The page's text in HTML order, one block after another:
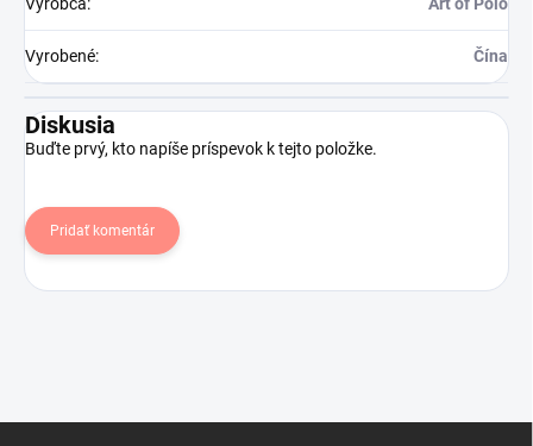
Vyrobené: Čína
Diskusia
Buďte prvý, kto napíše príspevok k tejto položke.
Pridať komentár